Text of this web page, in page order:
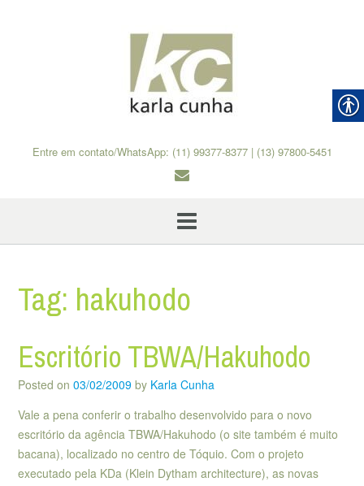
Entre em contato/WhatsApp: (11) 99377-8377 | (13) 97800-5451
Tag: hakuhodo
Escritório TBWA/Hakuhodo
Posted on 03/02/2009 by Karla Cunha
Vale a pena conferir o trabalho desenvolvido para o novo
escritório da agência TBWA/Hakuhodo (o site também é muito
bacana), localizado no centro de Tóquio. Com o projeto
executado pela KDa (Klein Dytham architecture), as novas